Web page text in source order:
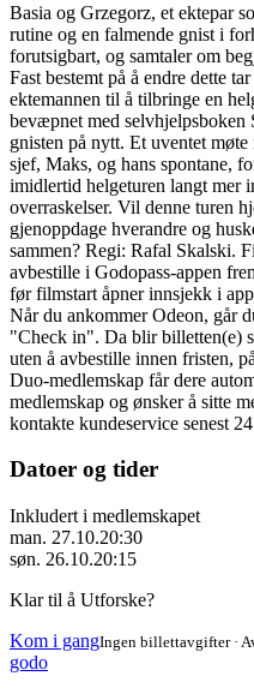
Basia og Grzegorz, et ektepar
rutine og en falmende gnist i
forutsigbart, og samtaler om
Fast bestemt på å endre dette
ektemannen til å tilbringe en
bevæpnet med selvhjelpsboken
gnisten på nytt. Et uventet
sjef, Maks, og hans spontane,
imidlertid helgeturen langt mer
overraskelser. Vil denne turen
gjenoppdage hverandre og
sammen? Regi: Rafal Skalski.
avbestille i Godopass-appen
før filmstart åpner innsjekk i
Når du ankommer Odeon, går
"Check in". Da blir billetten(e)
uten å avbestille innen fristen,
Duo-medlemskap får dere
medlemskap og ønsker å sitte
kontakte kundeservice senest
Datoer og tider
Inkludert i medlemskapet
man. 27.10.20:30
søn. 26.10.20:15
Klar til å Utforske?
Kom i gangIngen billettavgifter ·
godo